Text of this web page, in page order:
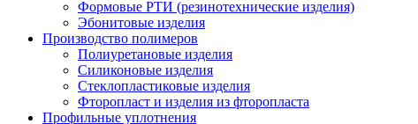
Формовые РТИ (резинотехнические изделия)
Эбонитовые изделия
Производство полимеров
Полиуретановые изделия
Силиконовые изделия
Стеклопластиковые изделия
Фторопласт и изделия из фторопласта
Профильные уплотнения